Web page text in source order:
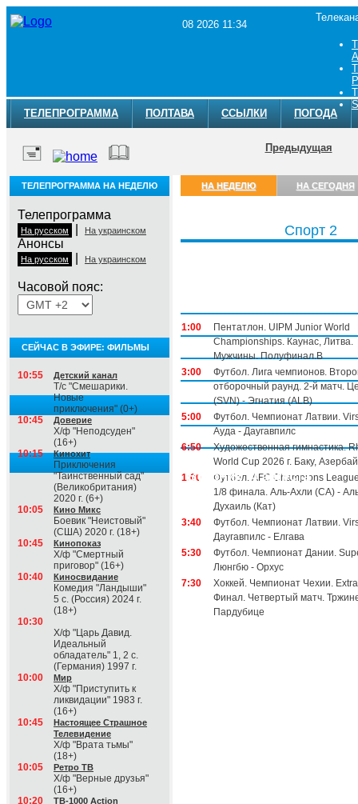
08 2026 11:34
ТЕЛЕПРОГРАММА ПОЛТАВА ССЫЛКИ ПОГОДА
Предыдущая
ТЕЛЕПРОГРАММА НА НЕДЕЛЮ
Телепрограмма
На русском На украинском
Анонсы
На русском На украинском
Часовой пояс:
СЕЙЧАС В ЭФИРЕ: ФИЛЬМЫ
10:55 Детский канал
Т/с "Смешарики.
Новые
приключения" (0+)
10:45
Доверие
Х/ф "Неподсуден"
(16+)
10:15
Кинохит
Приключения
"Таинственный сад"
(Великобритания)
2020 г. (6+)
10:05
Кино Микс
Боевик "Неистовый"
(США) 2020 г. (18+)
10:45
Кинопоказ
Х/ф "Смертный
приговор" (16+)
10:40
Киносвидание
Комедия "Ландыши"
5 с. (Россия) 2024 г.
(18+)
10:30
Х/ф "Царь Давид.
Идеальный
обладатель" 1, 2 с.
(Германия) 1997 г.
10:00
Мир
Х/ф "Приступить к
ликвидации" 1983 г.
(16+)
10:45
Настоящее Страшное
Телевидение
Х/ф "Врата тьмы"
(18+)
10:05
Ретро ТВ
Х/ф "Верные друзья"
(16+)
10:20
ТВ-1000 Action
НА НЕДЕЛЮ НА СЕГОДНЯ
Спорт 2
1:00
Пентатлон. UIPM Junior World
Championships. Каунас, Литва.
Мужчины. Полуфинал.В
3:00
Футбол. Лига чемпионов.
отборочный раунд. 2-й матч.
(SVN) - Эгнатия (ALB)
5:00
Футбол. Чемпионат Латвии.
Ауда - Даугавпилс
6:50
Художественная гимнастика.
World Cup 2026 г. Баку,
Вторник, 4 августа
1:00
Футбол. AFC Champions
1/8 финала. Аль-Ахли (СА) -
Духаиль (Кат)
3:40
Футбол. Чемпионат Латвии.
Даугавпилс - Елгава
5:30
Футбол. Чемпионат Дании.
Люнгбю - Орхус
7:30
Хоккей. Чемпионат Чехии.
Финал. Четвертый матч.
Пардубице